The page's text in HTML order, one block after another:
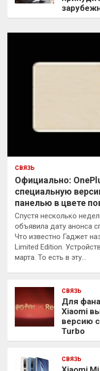
СВЯЗЬ
Официально:
специальную
панелью в цвете
Спустя несколько
объявила дату анонса
Что известно Гаджет
Limited Edition.
марта. То есть в эту…
СВЯЗЬ
Для
Xiaomi
версию
Turbo
СВЯЗЬ